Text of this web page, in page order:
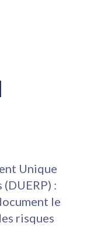
Unique
(DUERP) :
le
risques